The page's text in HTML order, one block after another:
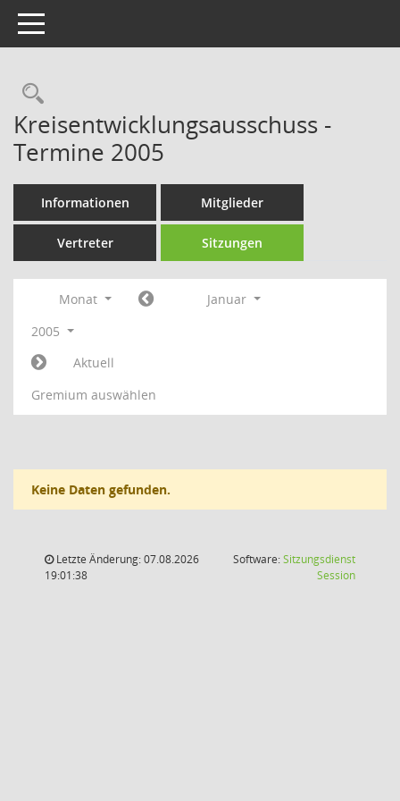
Toggle navigation
Rechercheauswahl
Kreisentwicklungsausschuss -
Termine 2005
Informationen Mitglieder
Vertreter Sitzungen
Monat
Januar
2005
Aktuell
Gremium auswählen
Keine Daten gefunden.
Letzte Änderung: 07.08.2026
19:01:38
Software:Sitzungsdienst
Session(Wird in